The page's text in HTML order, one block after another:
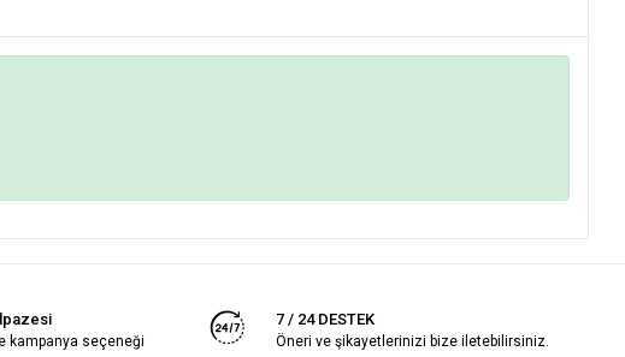
kampanya seçeneği
7 / 24 DESTEK
Öneri ve şikayetlerinizi bize iletebilirsiniz.